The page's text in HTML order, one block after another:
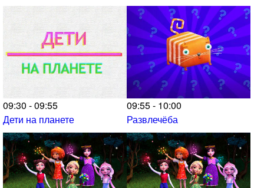
09:30 - 09:55
Дети на планете
09:55 - 10:00
Развлечёба